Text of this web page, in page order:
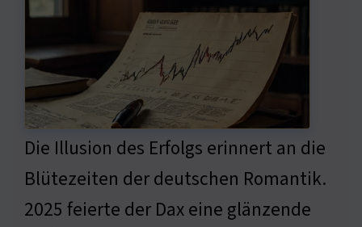
Die Illusion des Erfolgs erinnert an die
Blütezeiten der deutschen Romantik.
2025 feierte der Dax eine glänzende